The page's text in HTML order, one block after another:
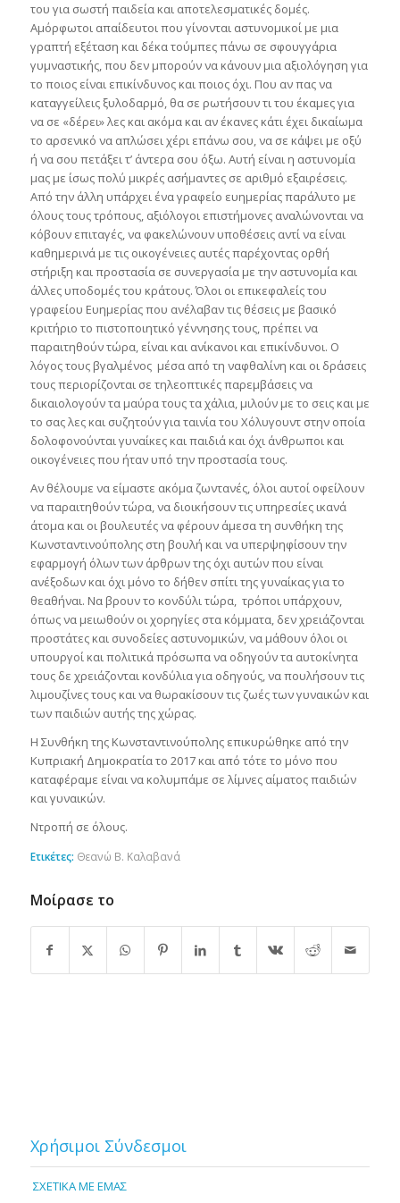
του για σωστή παιδεία και αποτελεσματικές δομές.
Αμόρφωτοι απαίδευτοι που γίνονται αστυνομικοί με μια
γραπτή εξέταση και δέκα τούμπες πάνω σε σφουγγάρια
γυμναστικής, που δεν μπορούν να κάνουν μια αξιολόγηση για
το ποιος είναι επικίνδυνος και ποιος όχι. Που αν πας να
καταγγείλεις ξυλοδαρμό, θα σε ρωτήσουν τι του έκαμες για
να σε «δέρει» λες και ακόμα και αν έκανες κάτι έχει δικαίωμα
το αρσενικό να απλώσει χέρι επάνω σου, να σε κάψει με οξύ
ή να σου πετάξει τ’ άντερα σου όξω. Αυτή είναι η αστυνομία
μας με ίσως πολύ μικρές ασήμαντες σε αριθμό εξαιρέσεις.
Από την άλλη υπάρχει ένα γραφείο ευημερίας παράλυτο με
όλους τους τρόπους, αξιόλογοι επιστήμονες αναλώνονται να
κόβουν επιταγές, να φακελώνουν υποθέσεις αντί να είναι
καθημερινά με τις οικογένειες αυτές παρέχοντας ορθή
στήριξη και προστασία σε συνεργασία με την αστυνομία και
άλλες υποδομές του κράτους. Όλοι οι επικεφαλείς του
γραφείου Ευημερίας που ανέλαβαν τις θέσεις με βασικό
κριτήριο το πιστοποιητικό γέννησης τους, πρέπει να
παραιτηθούν τώρα, είναι και ανίκανοι και επικίνδυνοι. Ο
λόγος τους βγαλμένος μέσα από τη ναφθαλίνη και οι δράσεις
τους περιορίζονται σε τηλεοπτικές παρεμβάσεις να
δικαιολογούν τα μαύρα τους τα χάλια, μιλούν με το σεις και με
το σας λες και συζητούν για ταινία του Χόλυγουντ στην οποία
δολοφονούνται γυναίκες και παιδιά και όχι άνθρωποι και
οικογένειες που ήταν υπό την προστασία τους.
Αν θέλουμε να είμαστε ακόμα ζωντανές, όλοι αυτοί οφείλουν
να παραιτηθούν τώρα, να διοικήσουν τις υπηρεσίες ικανά
άτομα και οι βουλευτές να φέρουν άμεσα τη συνθήκη της
Κωνσταντινούπολης στη βουλή και να υπερψηφίσουν την
εφαρμογή όλων των άρθρων της όχι αυτών που είναι
ανέξοδων και όχι μόνο το δήθεν σπίτι της γυναίκας για το
θεαθήναι. Να βρουν το κονδύλι τώρα, τρόποι υπάρχουν,
όπως να μειωθούν οι χορηγίες στα κόμματα, δεν χρειάζονται
προστάτες και συνοδείες αστυνομικών, να μάθουν όλοι οι
υπουργοί και πολιτικά πρόσωπα να οδηγούν τα αυτοκίνητα
τους δε χρειάζονται κονδύλια για οδηγούς, να πουλήσουν τις
λιμουζίνες τους και να θωρακίσουν τις ζωές των γυναικών και
των παιδιών αυτής της χώρας.
Η Συνθήκη της Κωνσταντινούπολης επικυρώθηκε από την
Κυπριακή Δημοκρατία το 2017 και από τότε το μόνο που
καταφέραμε είναι να κολυμπάμε σε λίμνες αίματος παιδιών
και γυναικών.
Ντροπή σε όλους.
Ετικέτες: Θεανώ Β. Καλαβανά
Μοίρασε το
Χρήσιμοι Σύνδεσμοι
ΣΧΕΤΙΚΑ ΜΕ ΕΜΑΣ